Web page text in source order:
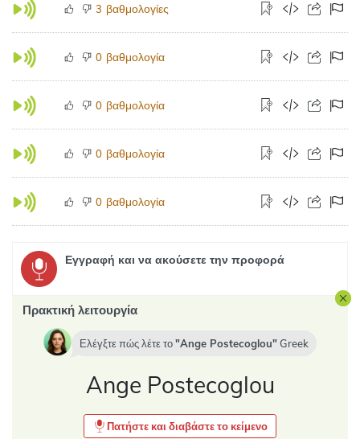
3 βαθμολογίες
0 βαθμολογία
0 βαθμολογία
0 βαθμολογία
0 βαθμολογία
Εγγραφή και να ακούσετε την προφορά
Πρακτική λειτουργία
Ελέγξτε πώς λέτε το Ange Postecoglou Greek
Ange Postecoglou
Πατήστε και διαβάστε το κείμενο